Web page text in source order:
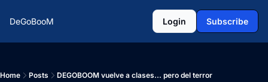
DeGoBooM Login Subscribe
Home Posts DEGOBOOM vuelve a clases... pero del terror